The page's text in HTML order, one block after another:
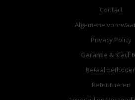
Contact
Algemene
Privacy Policy
Garantie &
Retourneren